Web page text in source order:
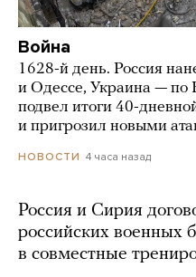
Война
1628-й день. Россия
и Одессе, Украина — по
подвел итоги 40-
и пригрозил новыми
НОВОСТИ 4 часа назад
Россия и Сирия
российских военных
в совместные